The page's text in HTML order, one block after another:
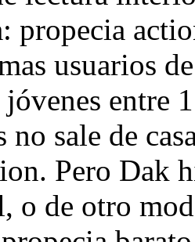
propecia
usuarios
jóvenes entre
no sale de
Pero Dak
o de otro